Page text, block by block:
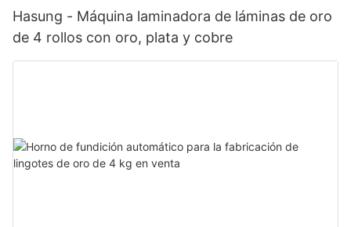
Hasung - Máquina laminadora de láminas de oro
de 4 rollos con oro, plata y cobre